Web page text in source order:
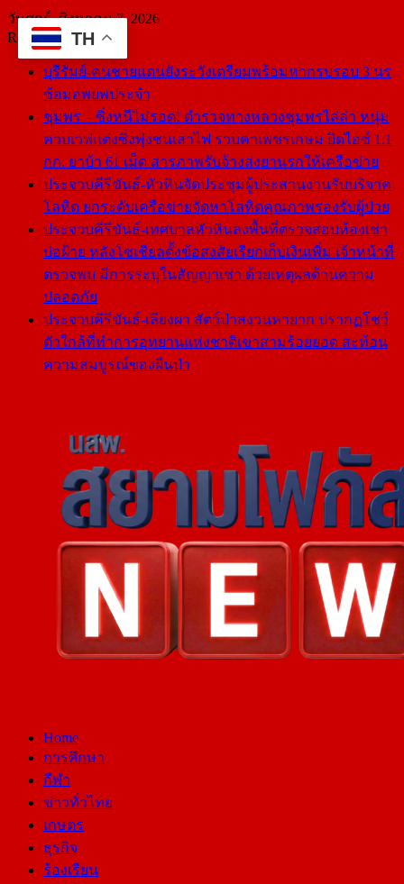
Skip
to
content
วันศุกร์, สิงหาคม 7, 2026
Recent posts
บุรีรัมย์-คนชายแดนยังระวังเตรียมพร้อมหากรบรอบ 3 นร
ซ้อมอพยพประจำ
ชุมพร – ซิ่งหนีไม่รอด! ตำรวจทางหลวงชุมพรไล่ล่า หนุ่ม
ควบเวฟแต่งซิ่งพุ่งชนเสาไฟ รวบคาเพชรเกษม ยึดไอซ์ 1.1
กก. ยาบ้า 61 เม็ด สารภาพรับจ้างส่งยานรกให้เครือข่าย
ประจวบคีรีขันธ์-หัวหินจัดประชุมผู้ประสานงานรับบริจาค
โลหิต ยกระดับเครือข่ายจัดหาโลหิตคุณภาพรองรับผู้ป่วย
ประจวบคีรีขันธ์-เทศบาลหัวหินลงพื้นที่ตรวจสอบห้องเช่า
บ่อฝ้าย หลังโซเชียลตั้งข้อสงสัยเรียกเก็บเงินเพิ่ม เจ้าหน้าที่
ตรวจพบ มีการระบุในสัญญาเช่า ด้วยเหตุผลด้านความ
ปลอดภัย
ประจวบคีรีขันธ์-เลียงผา สัตว์ป่าสงวนหายาก ปรากฏโชว์
ตัวใกล้ที่ทำการอุทยานแห่งชาติเขาสามร้อยยอด สะท้อน
ความสมบูรณ์ของผืนป่า
Home
การศึกษา
กีฬา
ข่าวทั่วไทย
เกษตร
ธุรกิจ
ร้องเรียน
TH